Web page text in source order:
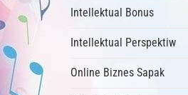
Intellektual Bonus
Intellektual Perspektiw
Online Biznes Sapak